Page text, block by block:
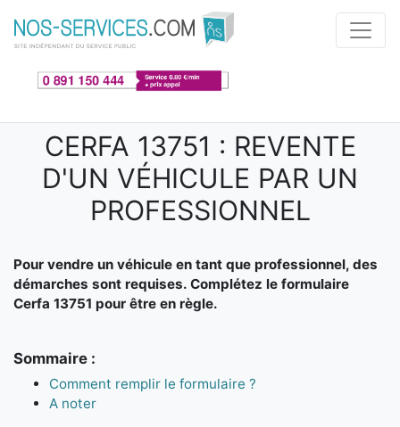
Aller au contenu principal
CERFA 13751 : REVENTE
D'UN VÉHICULE PAR UN
PROFESSIONNEL
Pour vendre un véhicule en tant que professionnel, des
démarches sont requises. Complétez le formulaire
Cerfa 13751 pour être en règle.
Sommaire :
Comment remplir le formulaire ?
A noter